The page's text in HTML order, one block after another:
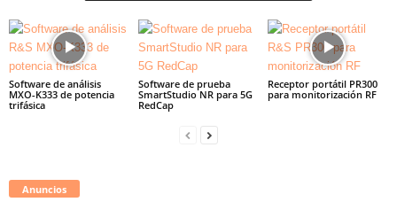
Software de análisis
MXO-K333 de potencia
trifásica
Software de prueba
SmartStudio NR para 5G
RedCap
Receptor portátil PR300
para monitorización RF
Anuncios